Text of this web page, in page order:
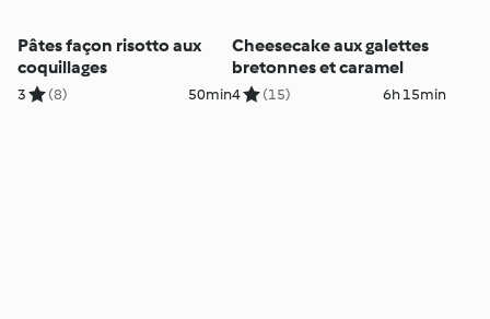
Pâtes façon risotto aux
coquillages
3 (8) 50min
Cheesecake aux galettes
bretonnes et caramel
4 (15) 6h 15min